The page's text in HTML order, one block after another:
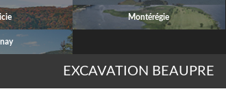
Montérégie
EXCAVATION BEAUPRE